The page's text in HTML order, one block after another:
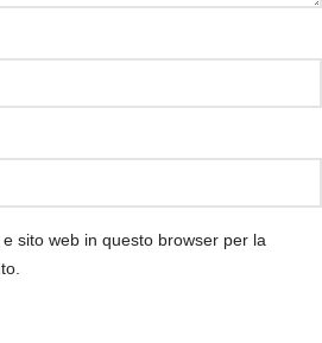
sito web in questo browser per la